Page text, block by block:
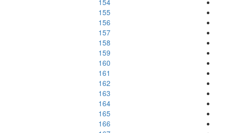
154
155
156
157
158
159
160
161
162
163
164
165
166